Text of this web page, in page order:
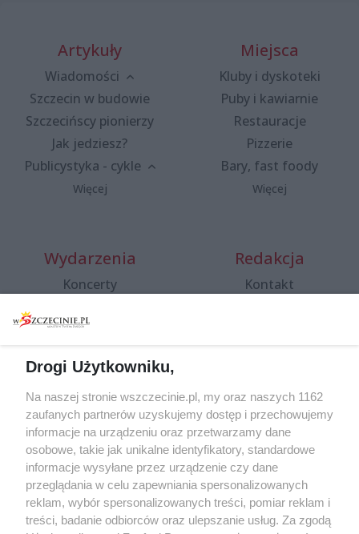
Artykuły
Wiadomości
Szczecin w budowie
Szczecińscy pionierzy
Jak jedziesz?
Publicystyka - cykle
Więcej
Miejsca
Kluby i dyskoteki
Puby i kawiarnie
Restauracje
Pizzerie
Bary, fast foody
Więcej
Wydarzenia
Koncerty
Spacery i oprowadzania
targi
Wernisaże
Więcej
Redakcja
Kontakt
Specjalny koncert z okazji
20. urodzin portalu
wSzczecinie.pl
Regulamin konkursów
śniadaniówka "Hej
Szczecin! Jest piątek!"
Drogi Użytkowniku,
Na naszej stronie wszczecinie.pl, my oraz naszych 1162
zaufanych partnerów uzyskujemy dostęp i przechowujemy
informacje na urządzeniu oraz przetwarzamy dane
osobowe, takie jak unikalne identyfikatory, standardowe
informacje wysyłane przez urządzenie czy dane
przeglądania w celu zapewniania spersonalizowanych
reklam, wybór spersonalizowanych treści, pomiar reklam i
treści, badanie odbiorców oraz ulepszanie usług. Za zgodą